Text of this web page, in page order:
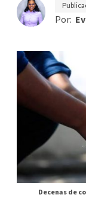
Por:
Decenas de